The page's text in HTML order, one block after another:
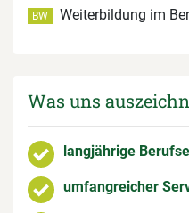
BW Weiterbildung im
Was uns
langjährige
umfangreicher